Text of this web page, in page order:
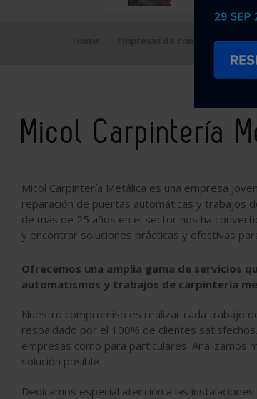
Empresas de construcción
Micol Carpintería
Micol Carpintería Metálica es una empresa
reparación de puertas automáticas y trabajos
de más de 25 años en el sector nos ha
y encontrar soluciones prácticas y efectivas
Ofrecemos una amplia gama de servicios
automatismos y trabajos de carpintería
Nuestro compromiso es realizar cada trabajo
respaldado por el 100% de clientes
empresas como para particulares. Analizamos
solución posible.
Dedicamos especial atención a las